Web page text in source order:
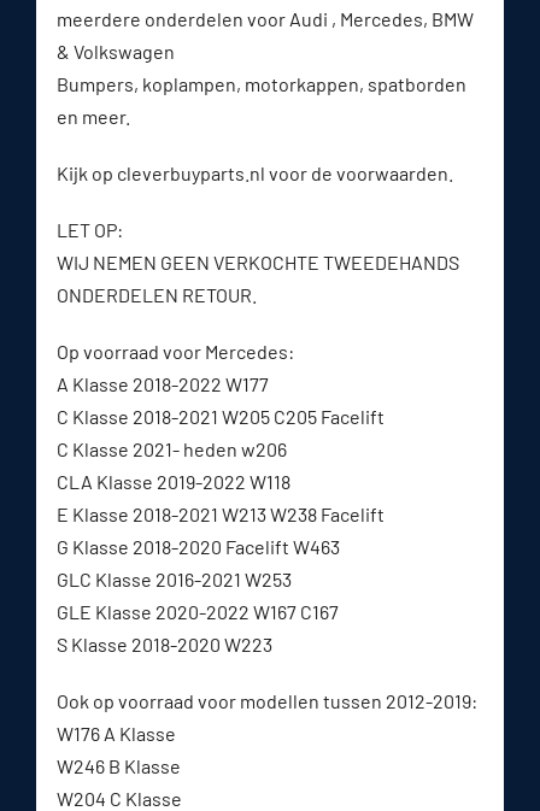
meerdere onderdelen voor Audi , Mercedes, BMW
& Volkswagen
Bumpers, koplampen, motorkappen, spatborden
en meer.
Kijk op cleverbuyparts.nl voor de voorwaarden.
LET OP:
WIJ NEMEN GEEN VERKOCHTE TWEEDEHANDS
ONDERDELEN RETOUR.
Op voorraad voor Mercedes:
A Klasse 2018-2022 W177
C Klasse 2018-2021 W205 C205 Facelift
C Klasse 2021- heden w206
CLA Klasse 2019-2022 W118
E Klasse 2018-2021 W213 W238 Facelift
G Klasse 2018-2020 Facelift W463
GLC Klasse 2016-2021 W253
GLE Klasse 2020-2022 W167 C167
S Klasse 2018-2020 W223
Ook op voorraad voor modellen tussen 2012-2019:
W176 A Klasse
W246 B Klasse
W204 C Klasse